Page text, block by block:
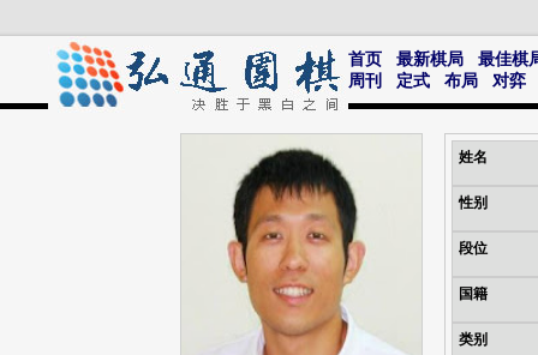
首页 最新棋局
最佳棋
周刊
定式 布局 对弈
姓名
性别
段位
国籍
类别